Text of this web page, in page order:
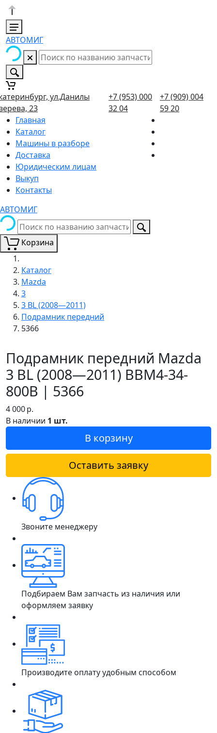
АВТОМИГ
ул.Данилы
23
+7 (953) 000
32 04
+7 (909) 004
59 20
Главная
Каталог
Машины в разборе
Доставка
Юридическим лицам
Выкуп
Контакты
АВТОМИГ
Корзина
Каталог
Mazda
3
3 BL (2008—2011)
Подрамник передний
5366
Подрамник передний Mazda
3 BL (2008—2011) BBM4-34-
800B | 5366
4 000р.
В наличии 1 шт.
В корзину
Оставить заявку
Звоните менеджеру
Подбираем Вам запчасть из наличия или
оформляем заявку
Производите оплату удобным способом